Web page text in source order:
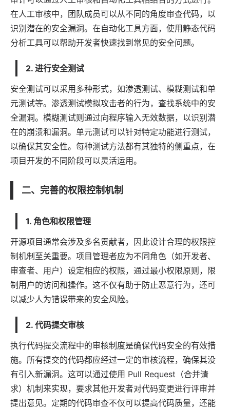
在人工审核中，团队成员可以从不同的角度审查代码，以
识别潜在的安全漏洞。在自动化工具方面，使用静态代码
分析工具可以帮助开发者快速找到常见的安全问题。
2. 进行安全测试
安全测试可以采用多种形式，如渗透测试、模糊测试和单
元测试等。渗透测试模拟攻击者的行为，查找系统中的安
全漏洞。模糊测试则通过向程序输入无效数据，以识别潜
在的崩溃和漏洞。单元测试可以针对特定功能进行测试，
以确保其安全性。每种测试方法都有其独特的侧重点，在
项目开发的不同阶段可以灵活运用。
二、完善的权限控制机制
1. 角色和权限管理
开源项目通常会涉及多名贡献者，因此设计合理的权限控
制机制至关重要。项目管理者应为不同角色（如开发者、
审查者、用户）设定相应的权限，通过最小权限原则，限
制用户的访问和操作。这不仅有助于防止恶意行为，还可
以减少人为错误带来的安全风险。
2. 代码提交审核
执行代码提交流程中的审核制度是确保代码安全的有效措
施。所有提交的代码都应经过一定的审核流程，确保其没
有引入新漏洞。这可以通过使用 Pull Request（合并请
求）机制来实现，要求其他开发者对代码变更进行评审并
提出意见。定期的代码审查不仅可以提高代码质量，还能